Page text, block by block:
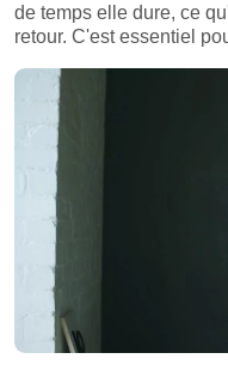
de temps elle dure, ce
retour. C'est essentiel